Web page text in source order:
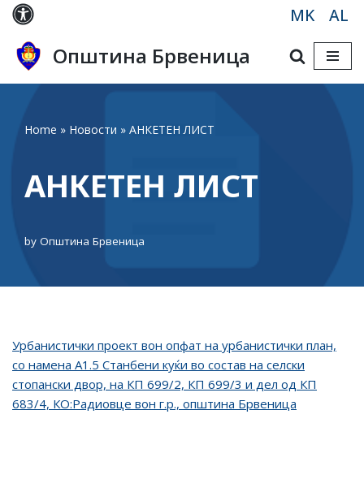
Skip
to
content
MK AL
Општина Брвеница
Home » Новости » АНКЕТЕН ЛИСТ
АНКЕТЕН ЛИСТ
by Општина Брвеница
Урбанистички проект вон опфат на урбанистички план,
со намена А1.5 Станбени куќи во состав на селски
стопански двор, на КП 699/2, КП 699/3 и дел од КП
683/4, КО:Радиовце вон г.р., општина Брвеница